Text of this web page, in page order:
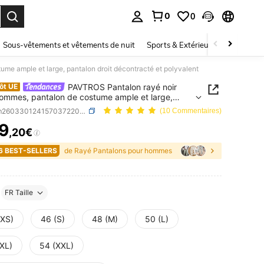
0 0
Sous-vêtements et vêtements de nuit Sports & Extérieur Enfants
ample et large, pantalon droit décontracté et polyvalent
UE
PAVTROS Pantalon rayé noir
pantalon de costume ample et large,
droit décontracté et polyvalent
SKU: sm260330124157037220369 (10 Commentaires)
AND AVAILABILITY
,20€
BEST-SELLERS de Rayé Pantalons pour hommes
FR Taille
46 (S) 48 (M) 50 (L)
54 (XXL)